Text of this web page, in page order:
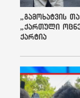
„გამოხატვის
„ქართული
ქარტია